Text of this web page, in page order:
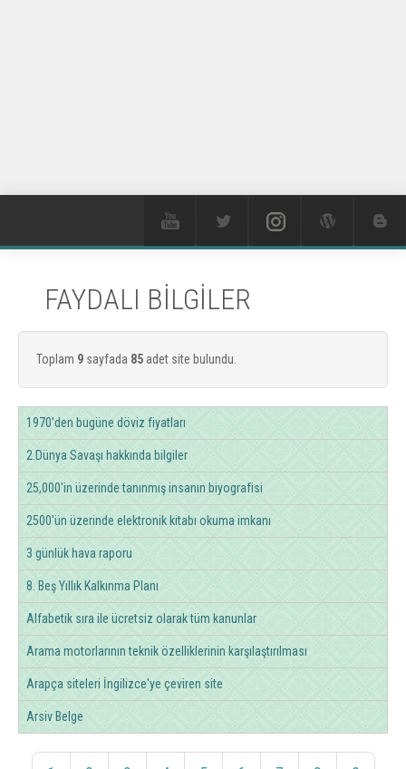
FAYDALI BİLGİLER
Toplam 9 sayfada 85 adet site bulundu.
1970'den bugüne döviz fiyatları
2.Dünya Savaşı hakkında bilgiler
25,000'in üzerinde tanınmış insanın biyografisi
2500'ün üzerinde elektronik kitabı okuma imkanı
3 günlük hava raporu
8. Beş Yıllık Kalkınma Planı
Alfabetik sıra ile ücretsiz olarak tüm kanunlar
Arama motorlarının teknik özelliklerinin karşılaştırılması
Arapça siteleri İngilizce'ye çeviren site
Arsiv Belge